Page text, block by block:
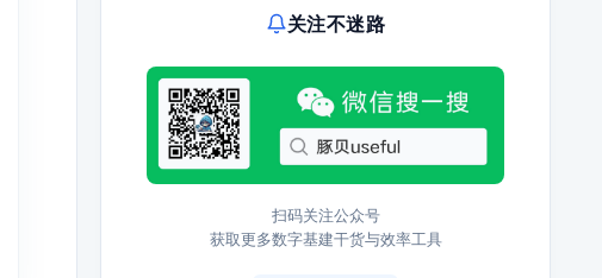
关注不迷路
扫码关注公众号
获取更多数字基建干货与效率工具